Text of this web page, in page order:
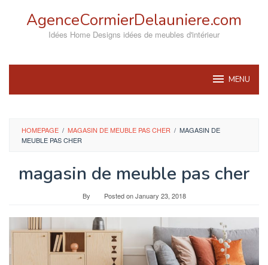
AgenceCormierDelauniere.com
Idées Home Designs idées de meubles d'intérieur
MENU
HOMEPAGE / MAGASIN DE MEUBLE PAS CHER / MAGASIN DE
MEUBLE PAS CHER
magasin de meuble pas cher
By Posted onJanuary 23, 2018